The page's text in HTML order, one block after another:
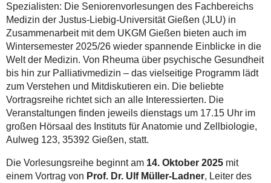
Spezialisten: Die Seniorenvorlesungen des Fachbereichs
Medizin der Justus-Liebig-Universität Gießen (JLU) in
Zusammenarbeit mit dem UKGM Gießen bieten auch im
Wintersemester 2025/26 wieder spannende Einblicke in die
Welt der Medizin. Von Rheuma über psychische Gesundheit
bis hin zur Palliativmedizin – das vielseitige Programm lädt
zum Verstehen und Mitdiskutieren ein. Die beliebte
Vortragsreihe richtet sich an alle Interessierten. Die
Veranstaltungen finden jeweils dienstags um 17.15 Uhr im
großen Hörsaal des Instituts für Anatomie und Zellbiologie,
Aulweg 123, 35392 Gießen, statt.
Die Vorlesungsreihe beginnt am 14. Oktober 2025mit
einem Vortrag von Prof. Dr. Ulf Müller-Ladner, Leiter des